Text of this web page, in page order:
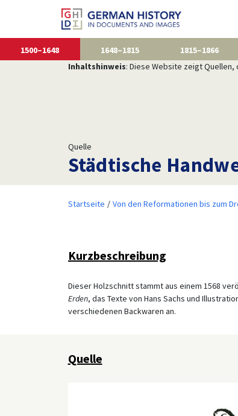
1500–1648 1648–1815 1815–1866
Inhaltshinweis: Diese Website zeigt
Quelle
Städtische
Startseite Von den Reformationen bis zum
Kurzbeschreibung
Dieser Holzschnitt stammt aus einem 1568
Erden, das Texte von Hans Sachs und
verschiedenen Backwaren an.
Quelle